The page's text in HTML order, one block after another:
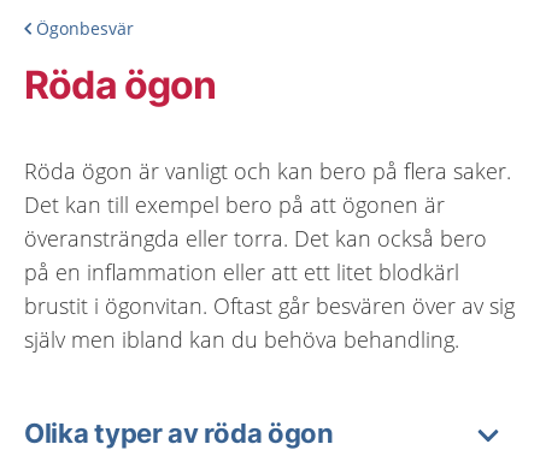
Ögonbesvär
Röda ögon
Röda ögon är vanligt och kan bero på flera saker.
Det kan till exempel bero på att ögonen är
överansträngda eller torra. Det kan också bero
på en inflammation eller att ett litet blodkärl
brustit i ögonvitan. Oftast går besvären över av sig
själv men ibland kan du behöva behandling.
Olika typer av röda ögon